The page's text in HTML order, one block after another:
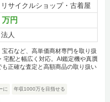
サイクルショップ・古着屋
円
人
宝石など、高単価商材専門を取り扱
宅配と幅広く対応。AI鑑定機や真贋
正確な査定と高額商品の取り扱い
に 年収1000万を目指せる